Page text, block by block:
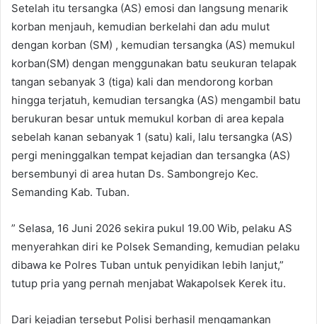
Setelah itu tersangka (AS) emosi dan langsung menarik
korban menjauh, kemudian berkelahi dan adu mulut
dengan korban (SM) , kemudian tersangka (AS) memukul
korban(SM) dengan menggunakan batu seukuran telapak
tangan sebanyak 3 (tiga) kali dan mendorong korban
hingga terjatuh, kemudian tersangka (AS) mengambil batu
berukuran besar untuk memukul korban di area kepala
sebelah kanan sebanyak 1 (satu) kali, lalu tersangka (AS)
pergi meninggalkan tempat kejadian dan tersangka (AS)
bersembunyi di area hutan Ds. Sambongrejo Kec.
Semanding Kab. Tuban.
” Selasa, 16 Juni 2026 sekira pukul 19.00 Wib, pelaku AS
menyerahkan diri ke Polsek Semanding, kemudian pelaku
dibawa ke Polres Tuban untuk penyidikan lebih lanjut,”
tutup pria yang pernah menjabat Wakapolsek Kerek itu.
Dari kejadian tersebut Polisi berhasil mengamankan